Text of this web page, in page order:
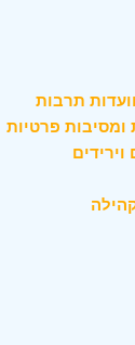
תרבות
פרטיות